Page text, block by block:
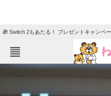
🎁 Switch 2もあたる！ プレゼントキャンペー
ねとらぼメニュー